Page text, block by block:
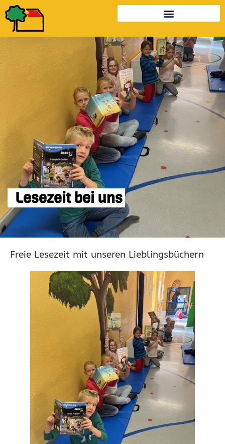
Lesezeit bei uns
Freie Lesezeit mit unseren Lieblingsbüchern